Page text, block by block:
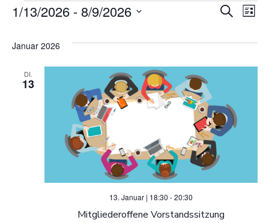
V
e
r
a
n
s
t
Suche
V
e
r
a
Liste
1/13/2026 - 8/9/2026
wählen.
Januar 2026
DI.
13
Mitgliederoffene Vorstandssitzung
13. Januar | 18:30 -20:30